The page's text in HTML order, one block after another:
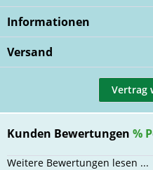
Informationen
Versand
Vertrag
Kunden Bewertungen %
Weitere Bewertungen lesen ...